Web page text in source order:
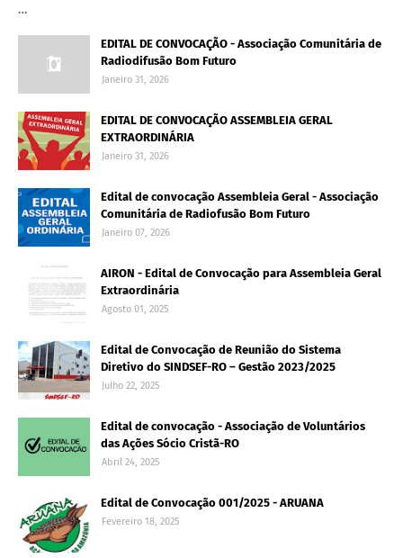
…
EDITAL DE CONVOCAÇÃO - Associação Comunitária de
Radiodifusão Bom Futuro
Janeiro 31, 2026
EDITAL DE CONVOCAÇÃO ASSEMBLEIA GERAL
EXTRAORDINÁRIA
Janeiro 31, 2026
Edital de convocação Assembleia Geral - Associação
Comunitária de Radiofusão Bom Futuro
Janeiro 07, 2026
AIRON - Edital de Convocação para Assembleia Geral
Extraordinária
Agosto 01, 2025
Edital de Convocação de Reunião do Sistema
Diretivo do SINDSEF-RO – Gestão 2023/2025
Julho 22, 2025
Edital de convocação - Associação de Voluntários
das Ações Sócio Cristã-RO
Abril 24, 2025
Edital de Convocação 001/2025 - ARUANA
Fevereiro 18, 2025